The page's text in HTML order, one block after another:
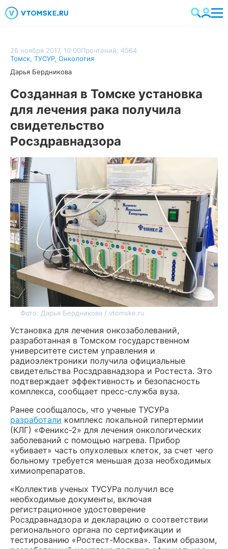
26 ноября 2017, 10:00Прочтений: 4564
Томск, ТУСУР, Онкология
Дарья Бердникова
Созданная в Томске установка
для лечения рака получила
свидетельство
Росздравнадзора
Фото: Дарья Бердникова / vtomske.ru
Установка для лечения онкозаболеваний,
разработанная в Томском государственном
университете систем управления и
радиоэлектроники получила официальные
свидетельства Росздравнадзора и Ростеста. Это
подтверждает эффективность и безопасность
комплекса, сообщает пресс-служба вуза.
Ранее сообщалось, что ученые ТУСУРа
разработали комплекс локальной гипертермии
(КЛГ) «Феникс-2» для лечения онкологических
заболеваний с помощью нагрева. Прибор
«убивает» часть опухолевых клеток, за счет чего
больному требуется меньшая доза необходимых
химиопрепаратов.
«Коллектив ученых ТУСУРа получил все
необходимые документы, включая
регистрационное удостоверение
Росздравнадзора и декларацию о соответствии
регионального органа по сертификации и
тестированию «Ростест-Москва». Таким образом,